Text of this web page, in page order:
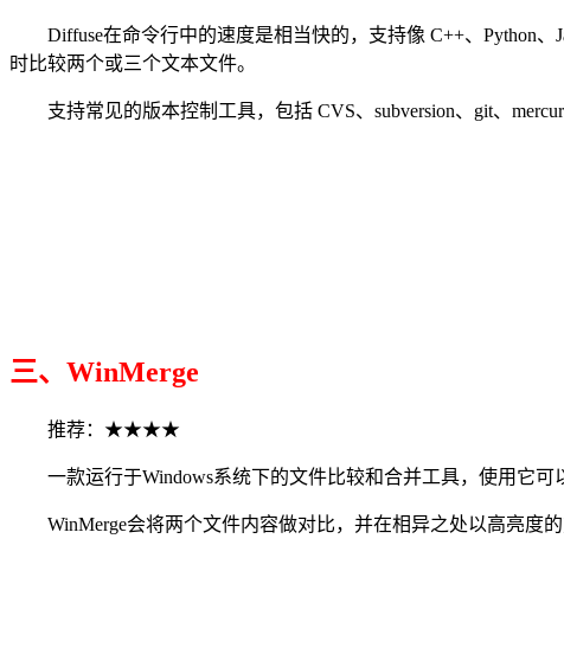
Diffuse在命令行中的速度是相当快的，支持像 C++、Python、
时比较两个或三个文本文件。
支持常见的版本控制工具，包括 CVS、subversion、git、
三、WinMerge
推荐：★★★★
一款运行于Windows系统下的文件比较和合并工具，使用它可
WinMerge会将两个文件内容做对比，并在相异之处以高亮度的